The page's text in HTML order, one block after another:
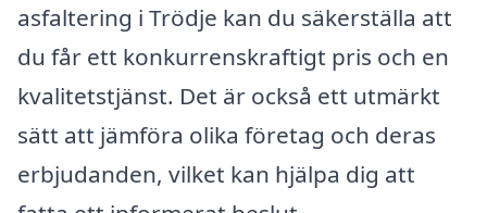
asfaltering i Trödje kan du säkerställa att
du får ett konkurrenskraftigt pris och en
kvalitetstjänst. Det är också ett utmärkt
sätt att jämföra olika företag och deras
erbjudanden, vilket kan hjälpa dig att